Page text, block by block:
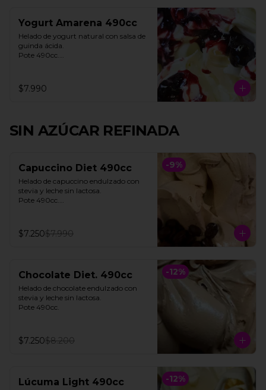
Yogurt Amarena 490cc
Helado de yogurt natural con salsa de
guinda ácida.
Pote 490cc.
$7.990
SIN AZÚCAR REFINADA
-9%
Capuccino Diet 490cc
Helado de capuccino endulzado con
stevia y leche sin lactosa.
Pote 490cc.
$7.250$7.990
-12%
Chocolate Diet. 490cc
Helado de chocolate endulzado con
stevia y leche sin lactosa.
Pote 490cc.
$7.250$8.200
-12%
Lúcuma Light 490cc